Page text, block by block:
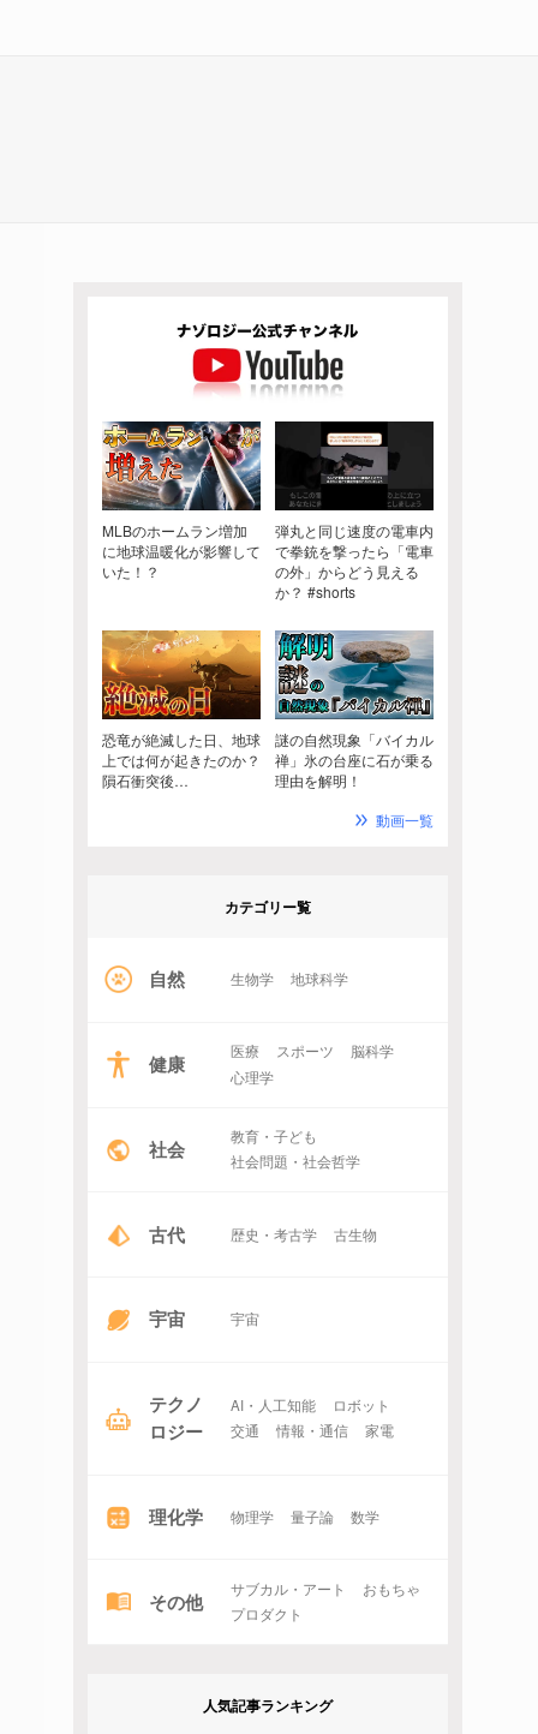
MLBのホームラン増加
に地球温暖化が影響して
いた！？
弾丸と同じ速度の電車内
で拳銃を撃ったら「電車
の外」からどう見える
か？ #shorts
恐竜が絶滅した日、地球
上では何が起きたのか？
隕石衝突後…
謎の自然現象「バイカル
禅」氷の台座に石が乗る
理由を解明！
動画一覧
カテゴリー覧
自然 生物学 地球科学
健康 医療 スポーツ
脳科学
心理学
社会
教育・子ども
社会問題・社会哲学
古代 歴史・考古学 古生物
宇宙 宇宙
テクノ
ロジー
AI・人工知能
ロボット
交通
情報・通信 家電
理化学 物理学 量子論 数学
その他 サブカル・アート
おもちゃ
プロダクト
人気記事ランキング